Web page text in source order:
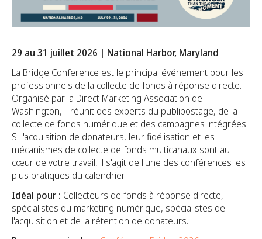
29 au 31 juillet 2026 | National Harbor, Maryland
La Bridge Conference est le principal événement pour les
professionnels de la collecte de fonds à réponse directe.
Organisé par la Direct Marketing Association de
Washington, il réunit des experts du publipostage, de la
collecte de fonds numérique et des campagnes intégrées.
Si l'acquisition de donateurs, leur fidélisation et les
mécanismes de collecte de fonds multicanaux sont au
cœur de votre travail, il s'agit de l'une des conférences les
plus pratiques du calendrier.
Idéal pour : Collecteurs de fonds à réponse directe,
spécialistes du marketing numérique, spécialistes de
l'acquisition et de la rétention de donateurs.